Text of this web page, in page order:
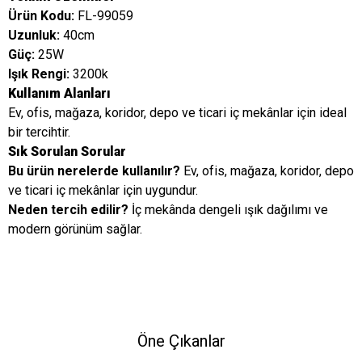
Ürün Kodu: FL-99059
Uzunluk: 40cm
Güç: 25W
Işık Rengi: 3200k
Kullanım Alanları
Ev, ofis, mağaza, koridor, depo ve ticari iç mekânlar için ideal
bir tercihtir.
Sık Sorulan Sorular
Bu ürün nerelerde kullanılır? Ev, ofis, mağaza, koridor, depo
ve ticari iç mekânlar için uygundur.
Neden tercih edilir? İç mekânda dengeli ışık dağılımı ve
modern görünüm sağlar.
Öne Çıkanlar